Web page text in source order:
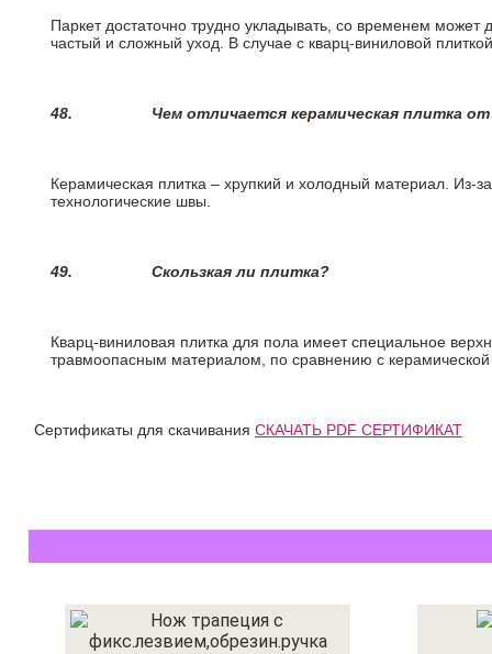
Паркет достаточно трудно укладывать, со временем
частый и сложный уход. В случае с кварц-виниловой
48. Чем отличается керамическая плитка
Керамическая плитка – хрупкий и холодный материал. Из-
технологические швы.
49. Скользкая ли плитка?
Кварц-виниловая плитка для пола имеет специальное
травмоопасным материалом, по сравнению с
Сертификаты для скачивания СКАЧАТЬ PDF СЕРТИФИКАТ